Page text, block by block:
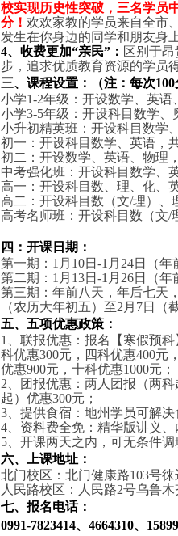
校实现历史性突破，三名学员
分！ 欢欢家教的学员来自全市
发生在你身边的同学和朋友身
4、收费更加“亲民”： 区别于
步，追求优质教育资源的学员
三、课程设置：（注：每次100
小学1-2年级：开设数学、英语
小学3-5年级：开设科目数学、
小升初精英班：开设科目数学
初一：开设科目数学、英语，
初二：开设数学、英语、物理
中考强化班：开设科目数学、
高一：开设科目数、理、化、
高二：开设科目数（文/理）、
高考名师班：开设科目数（文/
四：开课日期：
第一期： 1 月 10日 -1 月 24日（年
第二期： 1 月 13日 -1 月 26日（年
第三期：年前八天，年后七天
（农历大年初五）至2 月 7日（
五、五项优惠政策：
1
、联报优惠：报名【寒假预
科优惠300元，四科优惠400元
优惠900元，十科优惠1000元；
2 、团报优惠：两人团报（两
起）优惠300元；
3 、提供食宿：地州学员可解
4 、资料费全免：精华版讲义
5 、开课两天之内，可无条件
六、上课地址：
北门校区：北门健康路103号徕
人民路校区：人民路2号乌鲁木
七、报名电话：
0991-7823414、 4664310、